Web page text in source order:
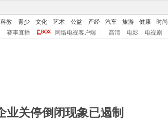
科教 青少 文化 艺术 公益 产经 汽车 旅游 健康 时尚
赛事直播 网络电视客户端 高清 电影 电视剧
业关停倒闭现象已遏制